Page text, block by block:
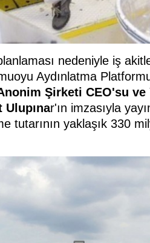
nedeniyle iş
Aydınlatma
Şirketi CEO'su
r'ın imzasıyla
tutarının yaklaşık 330